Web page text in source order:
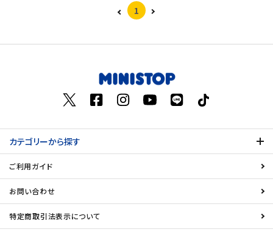
1
カテゴリーから探す
ご利用ガイド
お問い合わせ
特定商取引法表示について